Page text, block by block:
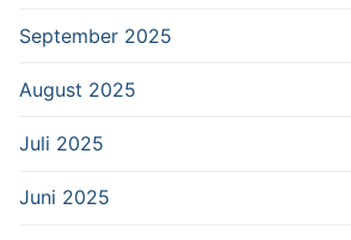
September 2025
August 2025
Juli 2025
Juni 2025